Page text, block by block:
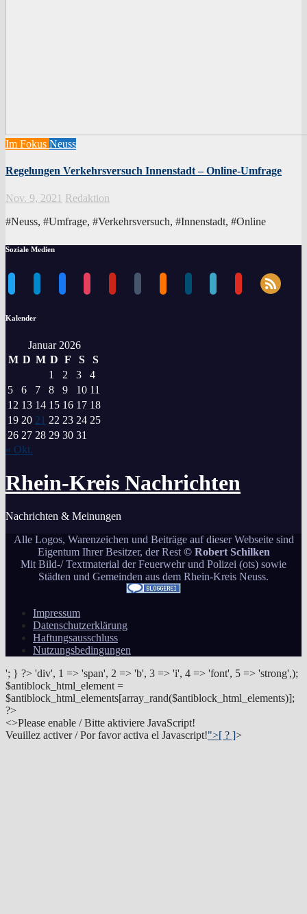
Im Fokus Neuss
Regelungen Verkehrsversuch Innenstadt – Online-Umfrage
Nov. 9, 2021 Redaktion
#Neuss, #Umfrage, #Verkehrsversuch, #Innenstadt, #Online
Soziale Medien
youtube
rss
Kalender
Januar 2026
M D M D F S
S
1
2 3
4
5
6 7 8 9 10 11
12 13 14 15 16 17 18
19 20 21 22 23 24 25
26 27 28 29 30 31
« Okt.
Rhein-Kreis Nachrichten
Nachrichten & Meinungen
Alle Logos, Warenzeichen und Beiträge auf dieser Webseite sind
Eigentum Ihrer Besitzer, der Rest© Robert Schilken
Mit Bild-/ Textmaterial der Feuerwehr und Polizei (ots) sowie
Städten und Gemeinden aus dem Rhein-Kreis Neuss.
Impressum
Datenschutzerklärung
Haftungsausschluss
Nutzungsbedingungen
'; } ?> 'div', 1 => 'span', 2 => 'b', 3 => 'i', 4 => 'font', 5 => 'strong',);
$antiblock_html_element =
$antiblock_html_elements[array_rand($antiblock_html_elements)];
?>
<>Please enable / Bitte aktiviere JavaScript!
Veuillez activer / Por favor activa el Javascript!">[ ? ]>